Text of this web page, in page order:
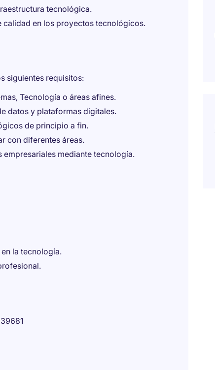
tecnológica.
calidad en los proyectos tecnológicos.
siguientes requisitos:
Tecnología o áreas afines.
datos y plataformas digitales.
de principio a fin.
con diferentes áreas.
mediante tecnología.
la tecnología.